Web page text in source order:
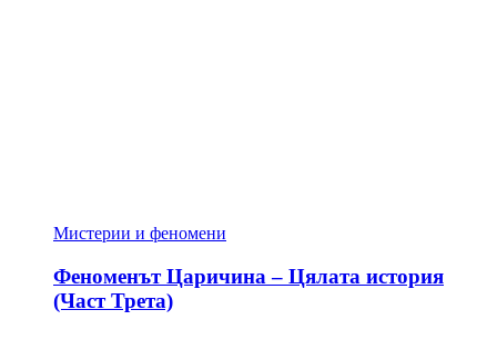
Мистерии и феномени
Феноменът Царичина – Цялата история
(Част Трета)